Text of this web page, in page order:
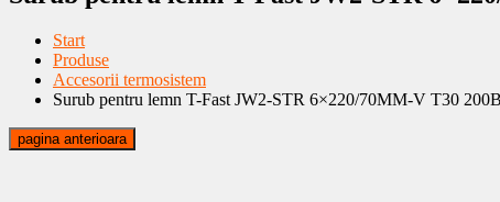
Start
Produse
Accesorii termosistem
Surub pentru lemn T-Fast JW2-STR 6×220/70MM-V T30
pagina anterioara